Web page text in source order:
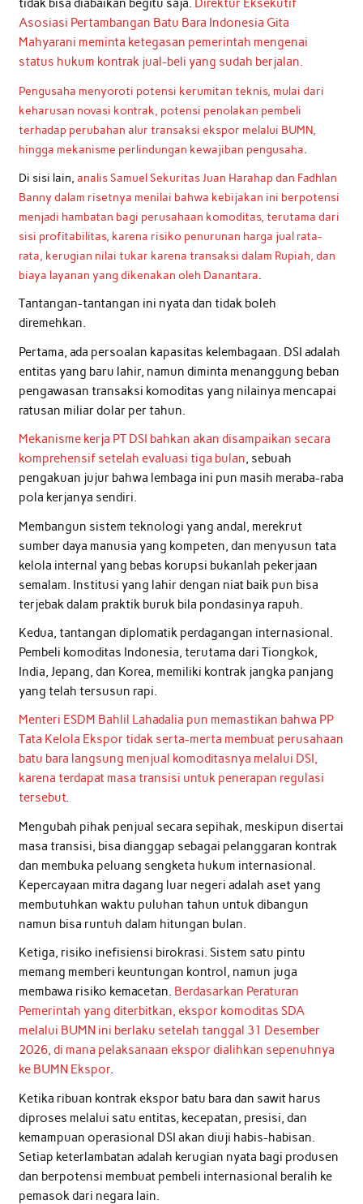
tidak bisa diabaikan begitu saja. Direktur Eksekutif
Asosiasi Pertambangan Batu Bara Indonesia Gita
Mahyarani meminta ketegasan pemerintah mengenai
status hukum kontrak jual-beli yang sudah berjalan.
Pengusaha menyoroti potensi kerumitan teknis, mulai dari
keharusan novasi kontrak, potensi penolakan pembeli
terhadap perubahan alur transaksi ekspor melalui BUMN,
hingga mekanisme perlindungan kewajiban pengusaha.
Di sisi lain, analis Samuel Sekuritas Juan Harahap dan Fadhlan
Banny dalam risetnya menilai bahwa kebijakan ini berpotensi
menjadi hambatan bagi perusahaan komoditas, terutama dari
sisi profitabilitas, karena risiko penurunan harga jual rata-
rata, kerugian nilai tukar karena transaksi dalam Rupiah, dan
biaya layanan yang dikenakan oleh Danantara.
Tantangan-tantangan ini nyata dan tidak boleh
diremehkan.
Pertama, ada persoalan kapasitas kelembagaan. DSI adalah
entitas yang baru lahir, namun diminta menanggung beban
pengawasan transaksi komoditas yang nilainya mencapai
ratusan miliar dolar per tahun.
Mekanisme kerja PT DSI bahkan akan disampaikan secara
komprehensif setelah evaluasi tiga bulan, sebuah
pengakuan jujur bahwa lembaga ini pun masih meraba-raba
pola kerjanya sendiri.
Membangun sistem teknologi yang andal, merekrut
sumber daya manusia yang kompeten, dan menyusun tata
kelola internal yang bebas korupsi bukanlah pekerjaan
semalam. Institusi yang lahir dengan niat baik pun bisa
terjebak dalam praktik buruk bila pondasinya rapuh.
Kedua, tantangan diplomatik perdagangan internasional.
Pembeli komoditas Indonesia, terutama dari Tiongkok,
India, Jepang, dan Korea, memiliki kontrak jangka panjang
yang telah tersusun rapi.
Menteri ESDM Bahlil Lahadalia pun memastikan bahwa PP
Tata Kelola Ekspor tidak serta-merta membuat perusahaan
batu bara langsung menjual komoditasnya melalui DSI,
karena terdapat masa transisi untuk penerapan regulasi
tersebut.
Mengubah pihak penjual secara sepihak, meskipun disertai
masa transisi, bisa dianggap sebagai pelanggaran kontrak
dan membuka peluang sengketa hukum internasional.
Kepercayaan mitra dagang luar negeri adalah aset yang
membutuhkan waktu puluhan tahun untuk dibangun
namun bisa runtuh dalam hitungan bulan.
Ketiga, risiko inefisiensi birokrasi. Sistem satu pintu
memang memberi keuntungan kontrol, namun juga
membawa risiko kemacetan. Berdasarkan Peraturan
Pemerintah yang diterbitkan, ekspor komoditas SDA
melalui BUMN ini berlaku setelah tanggal 31 Desember
2026, di mana pelaksanaan ekspor dialihkan sepenuhnya
ke BUMN Ekspor.
Ketika ribuan kontrak ekspor batu bara dan sawit harus
diproses melalui satu entitas, kecepatan, presisi, dan
kemampuan operasional DSI akan diuji habis-habisan.
Setiap keterlambatan adalah kerugian nyata bagi produsen
dan berpotensi membuat pembeli internasional beralih ke
pemasok dari negara lain.